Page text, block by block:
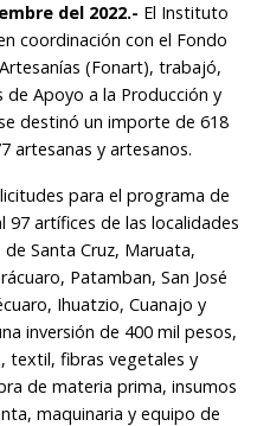
del 2022.- El Instituto
coordinación con el Fondo
(Fonart), trabajó,
Apoyo a la Producción y
destinó un importe de 618
artesanas y artesanos.
para el programa de
97 artífices de las localidades
de Santa Cruz, Maruata,
Patamban, San José
Ihuatzio, Cuanajo y
inversión de 400 mil pesos,
textil, fibras vegetales y
de materia prima, insumos
maquinaria y equipo de